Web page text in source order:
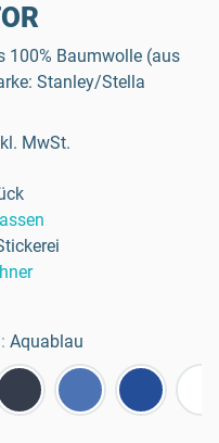
100% Baumwolle (aus
Stanley/Stella
MwSt.
Aquablau